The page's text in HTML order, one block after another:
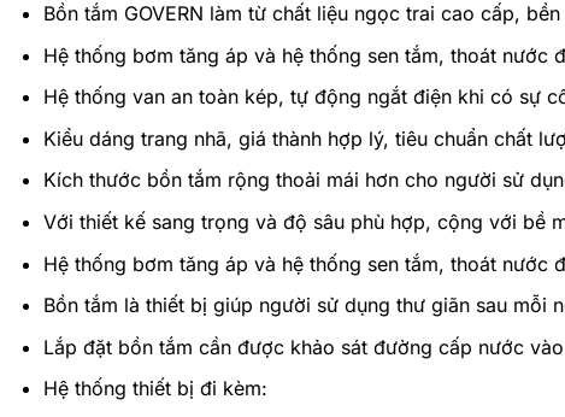
Bồn tắm GOVERN làm từ chất liệu ngọc trai cao cấp,
Hệ thống bơm tăng áp và hệ thống sen tắm, thoát
Hệ thống van an toàn kép, tự động ngắt điện khi có sự
Kiểu dáng trang nhã, giá thành hợp lý, tiêu chuẩn chất
Kích thước bồn tắm rộng thoải mái hơn cho người sử
Với thiết kế sang trọng và độ sâu phù hợp, cộng với bề
Hệ thống bơm tăng áp và hệ thống sen tắm, thoát
Bồn tắm là thiết bị giúp người sử dụng thư giãn sau mỗi
Lắp đặt bồn tắm cần được khảo sát đường cấp nước
Hệ thống thiết bị đi kèm: